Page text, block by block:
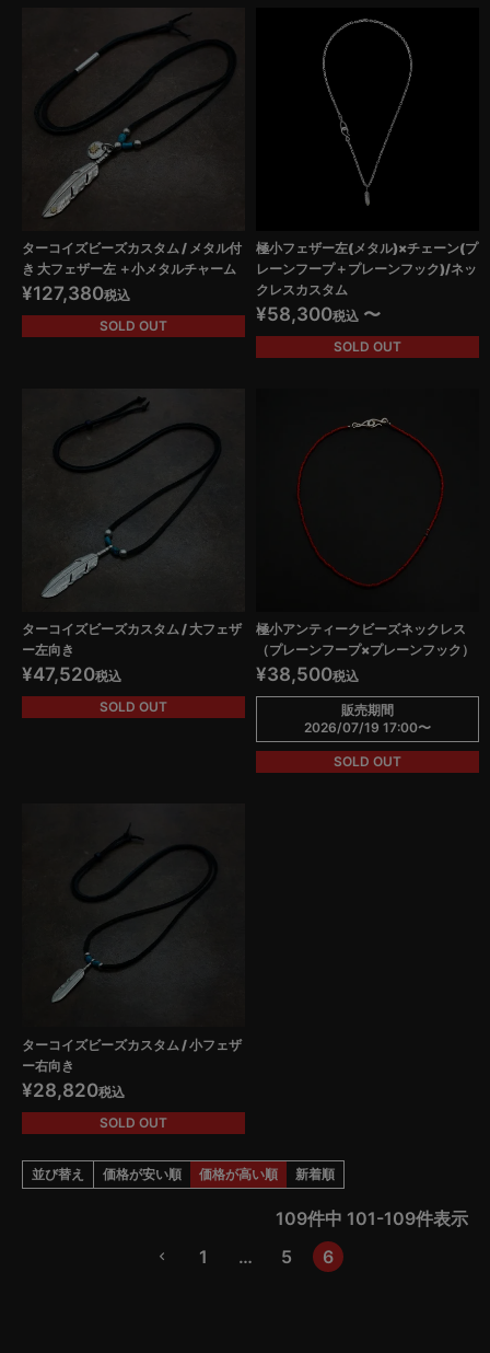
ターコイズビーズカスタム / メタル付
き 大フェザー左 ＋小メタルチャーム
¥127,380税込
SOLD OUT
極小フェザー左(メタル)×チェーン(プ
レーンフープ＋プレーンフック)/ネッ
クレスカスタム
¥58,300税込 〜
SOLD OUT
ターコイズビーズカスタム / 大フェザ
ー左向き
¥47,520税込
SOLD OUT
極小アンティークビーズネックレス
（プレーンフープ×プレーンフック）
¥38,500税込
販売期間
2026/07/19 17:00〜
SOLD OUT
ターコイズビーズカスタム / 小フェザ
ー右向き
¥28,820税込
SOLD OUT
並び替え 価格が安い順 価格が高い順 新着順
109件中 101-109件表示
1
… 5 6